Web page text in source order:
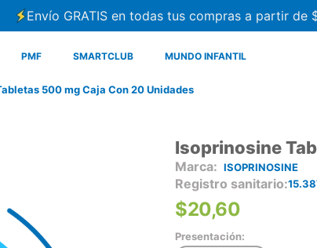
Envío GRATIS en todas tus compras a partir de
PMF SMARTCLUB MUNDO INFANTIL
500 mg Caja Con 20 Unidades
Isoprinosine
ISOPRINOSINE
Registro sanitario
$20,60
Presentación: